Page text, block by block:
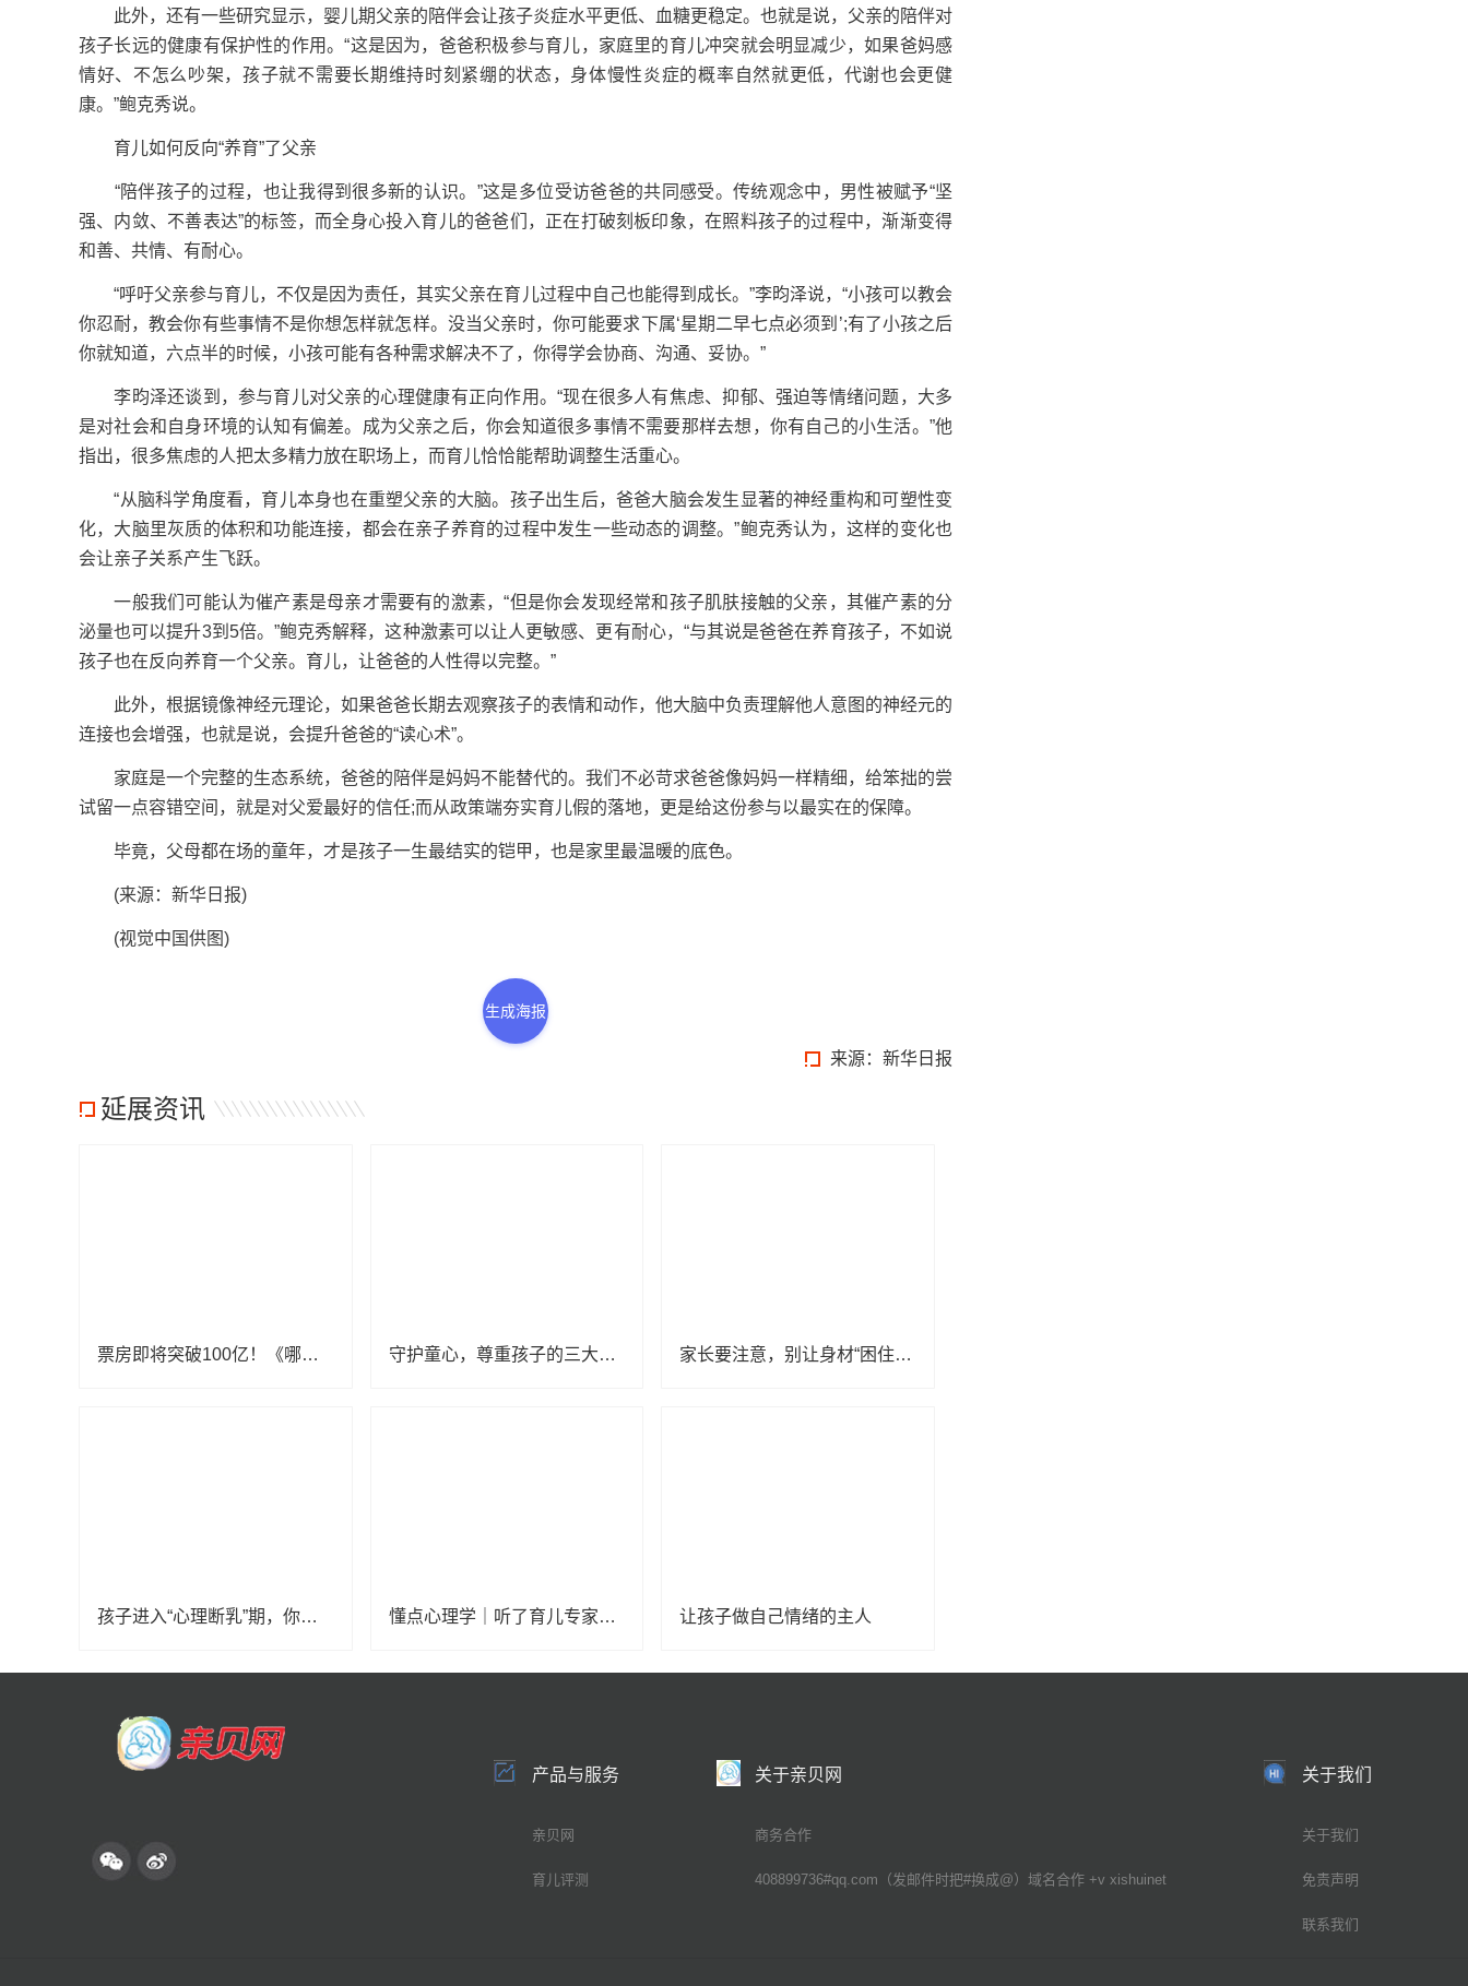
此外，还有一些研究显示，婴儿期父亲的陪伴会让孩子炎症水平更低、血糖更稳定。也就是说，父亲的陪伴对
孩子长远的健康有保护性的作用。“这是因为，爸爸积极参与育儿，家庭里的育儿冲突就会明显减少，如果爸妈感
情好、不怎么吵架，孩子就不需要长期维持时刻紧绷的状态，身体慢性炎症的概率自然就更低，代谢也会更健
康。”鲍克秀说。
育儿如何反向“养育”了父亲
“陪伴孩子的过程，也让我得到很多新的认识。”这是多位受访爸爸的共同感受。传统观念中，男性被赋予“坚
强、内敛、不善表达”的标签，而全身心投入育儿的爸爸们，正在打破刻板印象，在照料孩子的过程中，渐渐变得
和善、共情、有耐心。
“呼吁父亲参与育儿，不仅是因为责任，其实父亲在育儿过程中自己也能得到成长。”李昀泽说，“小孩可以教会
你忍耐，教会你有些事情不是你想怎样就怎样。没当父亲时，你可能要求下属‘星期二早七点必须到’;有了小孩之后
你就知道，六点半的时候，小孩可能有各种需求解决不了，你得学会协商、沟通、妥协。”
李昀泽还谈到，参与育儿对父亲的心理健康有正向作用。“现在很多人有焦虑、抑郁、强迫等情绪问题，大多
是对社会和自身环境的认知有偏差。成为父亲之后，你会知道很多事情不需要那样去想，你有自己的小生活。”他
指出，很多焦虑的人把太多精力放在职场上，而育儿恰恰能帮助调整生活重心。
“从脑科学角度看，育儿本身也在重塑父亲的大脑。孩子出生后，爸爸大脑会发生显著的神经重构和可塑性变
化，大脑里灰质的体积和功能连接，都会在亲子养育的过程中发生一些动态的调整。”鲍克秀认为，这样的变化也
会让亲子关系产生飞跃。
一般我们可能认为催产素是母亲才需要有的激素，“但是你会发现经常和孩子肌肤接触的父亲，其催产素的分
泌量也可以提升3到5倍。”鲍克秀解释，这种激素可以让人更敏感、更有耐心，“与其说是爸爸在养育孩子，不如说
孩子也在反向养育一个父亲。育儿，让爸爸的人性得以完整。”
此外，根据镜像神经元理论，如果爸爸长期去观察孩子的表情和动作，他大脑中负责理解他人意图的神经元的
连接也会增强，也就是说，会提升爸爸的“读心术”。
家庭是一个完整的生态系统，爸爸的陪伴是妈妈不能替代的。我们不必苛求爸爸像妈妈一样精细，给笨拙的尝
试留一点容错空间，就是对父爱最好的信任;而从政策端夯实育儿假的落地，更是给这份参与以最实在的保障。
毕竟，父母都在场的童年，才是孩子一生最结实的铠甲，也是家里最温暖的底色。
(来源：新华日报)
(视觉中国供图)
生成海报
来源：新华日报
延展资讯
票房即将突破100亿！《哪吒2》里的亲子关系藏着哪些家庭教育密码？ 守护童心，尊重孩子的三大心理底线 家长要注意，别让身材“困住”孩子
孩子进入“心理断乳”期，你知道吗？13-18岁孩子家长定要看！ 懂点心理学｜听了育儿专家的话，越来越不会带娃？ 让孩子做自己情绪的主人
产品与服务
亲贝网
育儿评测
关于亲贝网
商务合作
408899736#qq.com（发邮件时把#换成@）域名合作 +v xishuinet
关于我们
关于我们
免责声明
联系我们